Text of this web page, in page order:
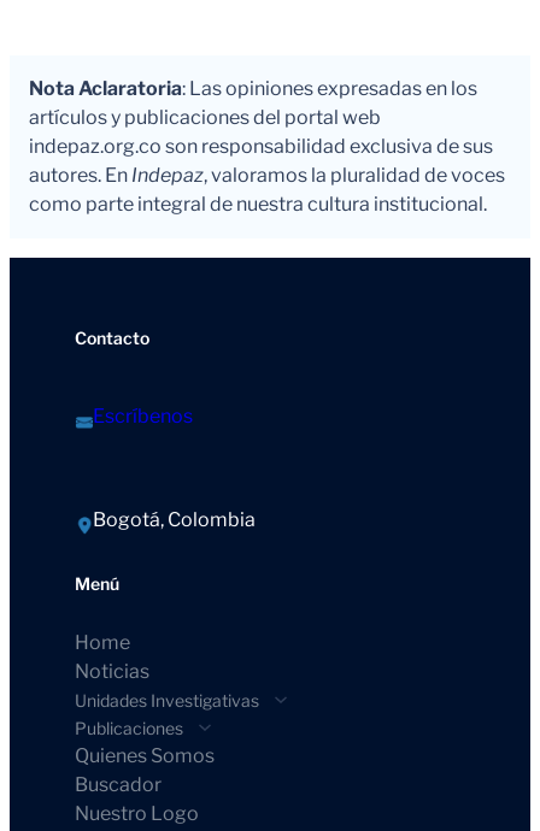
Nota Aclaratoria: Las opiniones expresadas en los
artículos y publicaciones del portal web
indepaz.org.co son responsabilidad exclusiva de sus
autores. En Indepaz, valoramos la pluralidad de voces
como parte integral de nuestra cultura institucional.
Contacto
Escríbenos
Bogotá, Colombia
Menú
Home
Noticias
Unidades Investigativas
Publicaciones
Quienes Somos
Buscador
Nuestro Logo